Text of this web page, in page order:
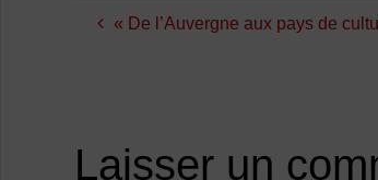
« De l’Auvergne aux pays de
Laisser un